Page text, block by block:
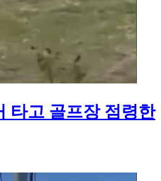
타고 골프장 점령한